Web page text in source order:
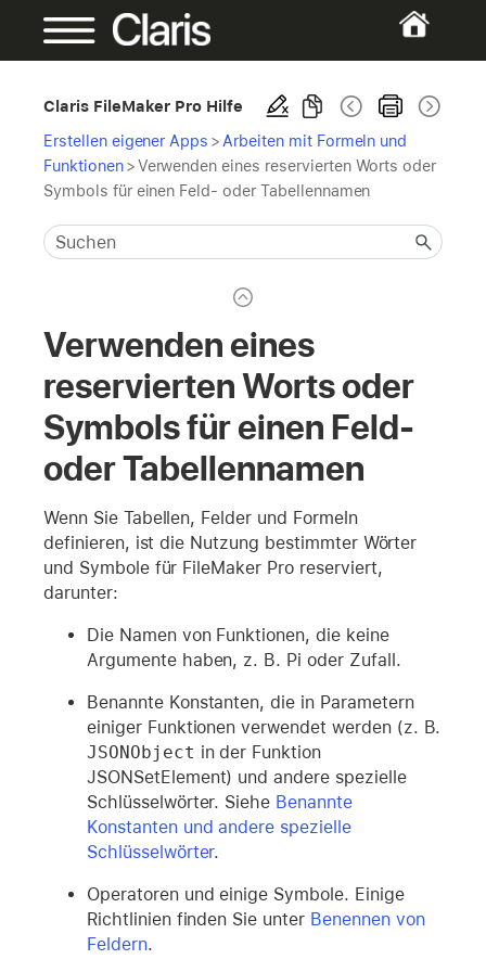
Claris FileMaker Pro Hilfe
Erstellen eigener Apps > Arbeiten mit Formeln und
Funktionen>Verwenden eines reservierten Worts oder
Symbols für einen Feld- oder Tabellennamen
Verwenden eines
reservierten Worts oder
Symbols für einen Feld-
oder Tabellennamen
Wenn Sie Tabellen, Felder und Formeln
definieren, ist die Nutzung bestimmter Wörter
und Symbole für FileMaker Pro reserviert,
darunter:
Die Namen von Funktionen, die keine
Argumente haben, z. B. Pi oder Zufall.
Benannte Konstanten, die in Parametern
einiger Funktionen verwendet werden (z. B.
JSONObject in der Funktion
JSONSetElement) und andere spezielle
Schlüsselwörter. Siehe Benannte
Konstanten und andere spezielle
Schlüsselwörter.
Operatoren und einige Symbole. Einige
Richtlinien finden Sie unter Benennen von
Feldern.